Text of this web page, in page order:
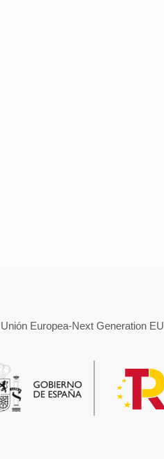
Europea-Next Generation EU